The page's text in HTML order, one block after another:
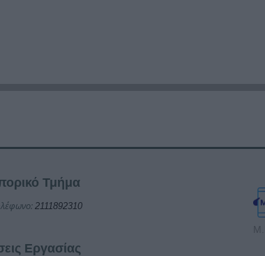
Τμήμα
2111892310
Εργασίας